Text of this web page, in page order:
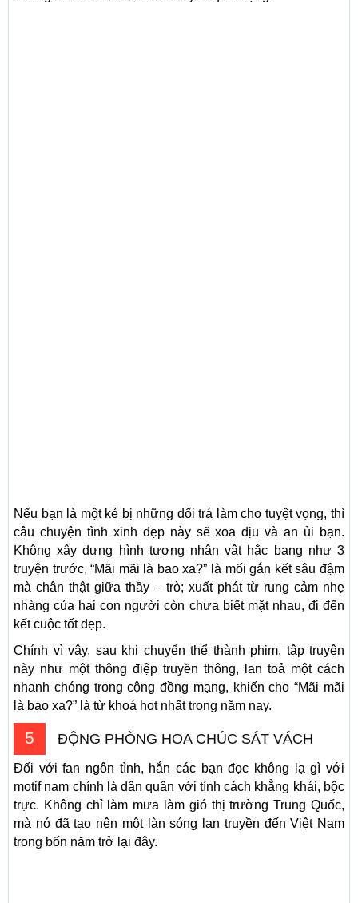
Nếu bạn là một kẻ bị những dối trá làm cho tuyệt vọng, thì
câu chuyện tình xinh đẹp này sẽ xoa dịu và an ủi bạn.
Không xây dựng hình tượng nhân vật hắc bang như 3
truyện trước, “Mãi mãi là bao xa?” là mối gắn kết sâu đậm
mà chân thật giữa thầy – trò; xuất phát từ rung cảm nhẹ
nhàng của hai con người còn chưa biết mặt nhau, đi đến
kết cuộc tốt đẹp.
Chính vì vậy, sau khi chuyển thể thành phim, tập truyện
này như một thông điệp truyền thông, lan toả một cách
nhanh chóng trong cộng đồng mạng, khiến cho “Mãi mãi
là bao xa?” là từ khoá hot nhất trong năm nay.
5 ĐỘNG PHÒNG HOA CHÚC SÁT VÁCH
Đối với fan ngôn tình, hẳn các bạn đọc không lạ gì với
motif nam chính là dân quân với tính cách khẳng khái, bộc
trực. Không chỉ làm mưa làm gió thị trường Trung Quốc,
mà nó đã tạo nên một làn sóng lan truyền đến Việt Nam
trong bốn năm trở lại đây.